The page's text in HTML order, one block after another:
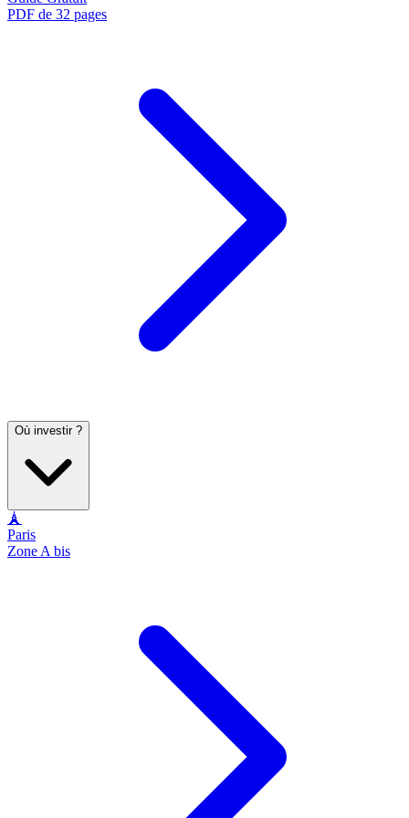
PDF de 32 pages
Où investir ?
🗼
Paris
Zone A bis